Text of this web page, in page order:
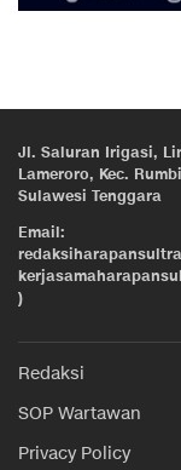
Jl. Saluran Irigasi,
Lameroro, Kec.
Sulawesi Tenggara
Email:
)
Redaksi
SOP Wartawan
Privacy Policy